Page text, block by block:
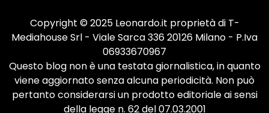
Copyright © 2025 Leonardo.it proprietà di T-
Mediahouse Srl - Viale Sarca 336 20126 Milano - P.Iva
06933670967
Questo blog non è una testata giornalistica, in quanto
viene aggiornato senza alcuna periodicità. Non può
pertanto considerarsi un prodotto editoriale ai sensi
della legge n. 62 del 07.03.2001